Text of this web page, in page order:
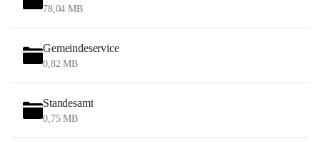
78,04 MB
Gemeindeservice
0,82 MB
Standesamt
0,75 MB